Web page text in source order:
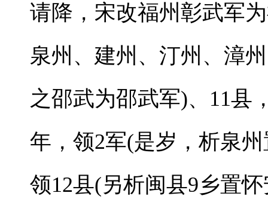
请降，宋改福州彰武军
泉州、建州、汀州、漳
之邵武为邵武军)、11县
年，领2军(是岁，析泉
领12县(另析闽县9乡置